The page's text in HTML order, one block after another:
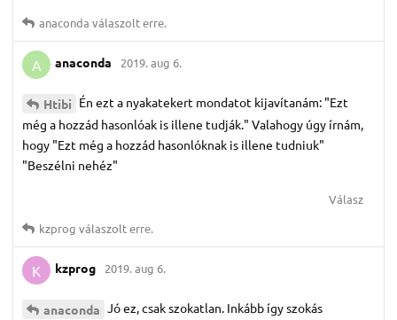
anaconda válaszolt erre.
A anaconda 2019. aug 6.
Htibi Én ezt a nyakatekert mondatot kijavítanám: "Ezt
még a hozzád hasonlóak is illene tudják." Valahogy úgy írnám,
hogy "Ezt még a hozzád hasonlóknak is illene tudniuk"
"Beszélni nehéz"
Válasz
kzprog válaszolt erre.
K kzprog 2019. aug 6.
anaconda Jó ez, csak szokatlan. Inkább így szokás